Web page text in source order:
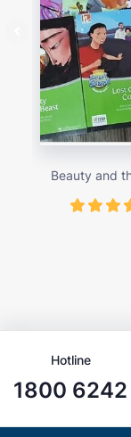
Beauty and
Hotline
1800 6242